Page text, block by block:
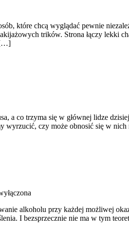
które chcą wyglądać pewnie
trików. Strona łączy lekki
[…]
a co trzyma się w głównej lidze
wyrzucić, czy może obnosić się w
alkoholu przy każdej możliwej
I bezsprzecznie nie ma w tym